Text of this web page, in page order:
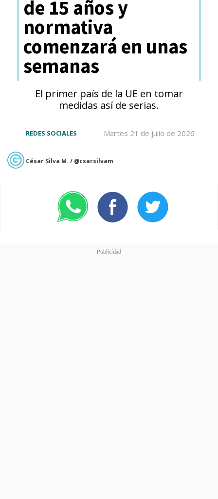
de noviembre)con descuentos
de hasta 80% y la temporada de
Black Friday (20 de noviembre
al 3 de diciembre)
que también alcanzan hasta un
80% de descuento.
de 15 años y
normativa
comenzará en unas
semanas
El primer país de la UE en tomar
medidas así de serias.
Martes 21 de julio de 2026
REDES SOCIALES
César Silva M. / @csarsilvam